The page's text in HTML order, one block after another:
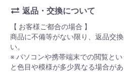
返品・交換について
【 お客様ご都合の場合 】
商品に不備等がない限り、返品交
い。
※ パソコンや携帯端末での閲覧と
と色目や模様が多少異なる場合が